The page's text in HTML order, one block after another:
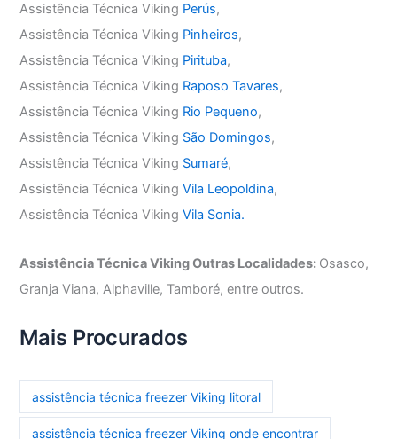
Assistência Técnica Viking Perús,
Assistência Técnica Viking Pinheiros,
Assistência Técnica Viking Pirituba,
Assistência Técnica Viking Raposo Tavares,
Assistência Técnica Viking Rio Pequeno,
Assistência Técnica Viking São Domingos,
Assistência Técnica Viking Sumaré,
Assistência Técnica VikingVila Leopoldina,
Assistência Técnica VikingVila Sonia.
Assistência Técnica Viking Outras Localidades: Osasco,
Granja Viana, Alphaville, Tamboré, entre outros.
Mais Procurados
assistência técnica freezer Viking litoral
assistência técnica freezer Viking onde encontrar